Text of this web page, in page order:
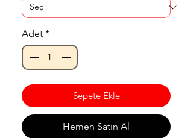
Adet *
Sepete Ekle
Hemen Satın Al